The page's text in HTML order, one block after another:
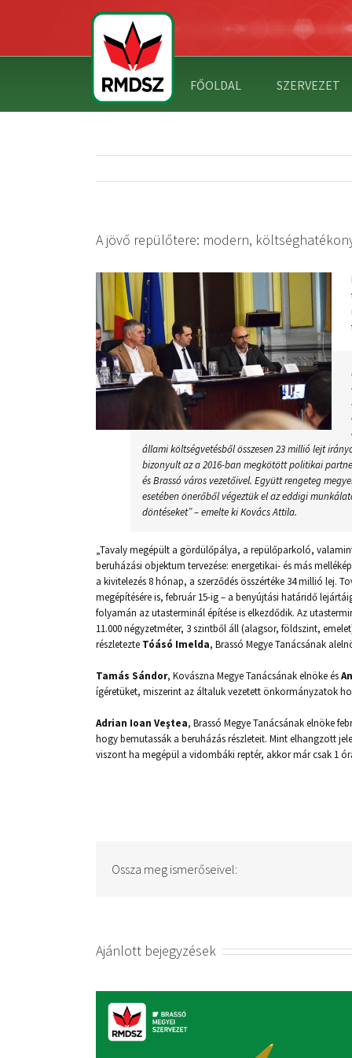
FŐOLDAL SZERVEZET
A jövő repülőtere: modern,
állami költségvetésből összesen 23 millió lejt
bizonyult az a 2016-ban megkötött politikai
és Brassó város vezetőivel. Együtt rengeteg
esetében önerőből végeztük el az eddigi
döntéseket” – emelte ki Kovács Attila.
„Tavaly megépült a gördülőpálya, a repülőparkoló,
beruházási objektum tervezése: energetikai- és más
a kivitelezés 8 hónap, a szerződés összértéke 34 millió lej.
megépítésére is, február 15-ig – a benyújtási határidő
folyamán az utasterminál építése is elkezdődik. Az
11.000 négyzetméter, 3 szintből áll (alagsor, földszint,
részletezte Tóásó Imelda, Brassó Megye Tanácsának
Tamás Sándor, Kovászna Megye Tanácsának elnöke és
ígéretüket, miszerint az általuk vezetett önkormányzatok
Adrian Ioan Veştea, Brassó Megye Tanácsának elnöke
hogy bemutassák a beruházás részleteit. Mint elhangzott
viszont ha megépül a vidombáki reptér, akkor már csak 1
Ossza meg ismerőseivel:
Ajánlott bejegyzések